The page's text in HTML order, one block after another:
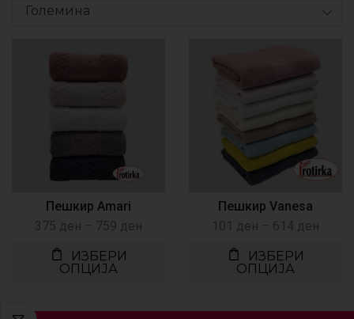
Големина
Пешкир Amari
375 ден – 759 ден
ИЗБЕРИ
ОПЦИЈА
Пешкир Vanesa
101 ден – 614 ден
ИЗБЕРИ
ОПЦИЈА